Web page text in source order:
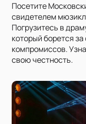
Посетите
свидетелем
Погрузитесь в
который борется
компромиссов.
свою честность.